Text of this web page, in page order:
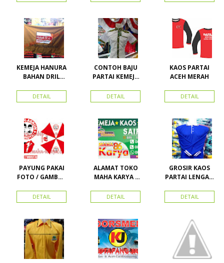
Vector
Kemeja
imsakiyah di
Karya Online
Advertising
Pasar Senen
KEMEJA HANURA
BAHAN DRIL
HANURA
DETAIL
CONTOH BAJU
PARTAI KEMEJA
SEMUA ATRIBUT
PARTAI
DETAIL
KAOS PARTAI
ACEH MERAH
DETAIL
PAYUNG PAKAI
FOTO / GAMBAR
KAMPANYE,
PARTAI DAN
DETAIL
ALAMAT TOKO
MAHA KARYA /
PERDANA 411
DETAIL
GROSIR KAOS
PARTAI LENGAN
MURAH
LACOSTE SEMUA
STOK
DETAIL